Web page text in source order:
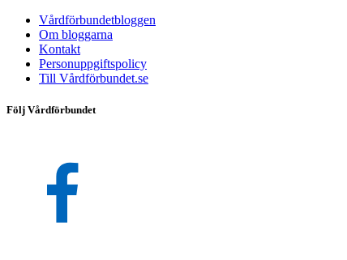
Vårdförbundetbloggen
Om bloggarna
Kontakt
Personuppgiftspolicy
Till Vårdförbundet.se
Följ Vårdförbundet